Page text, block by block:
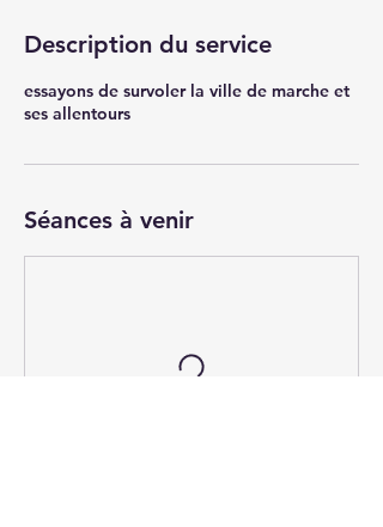
Description du service
essayons de survoler la ville de marche et
ses allentours
Séances à venir